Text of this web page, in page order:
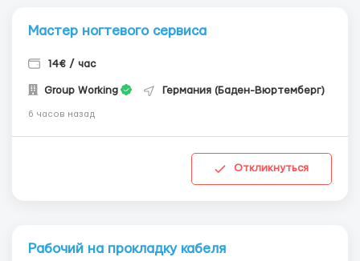
Мастер ногтевого сервиса
14€ / час
Group Working Германия (Баден-Вюртемберг)
6 часов назад
Откликнуться
Рабочий на прокладку кабеля